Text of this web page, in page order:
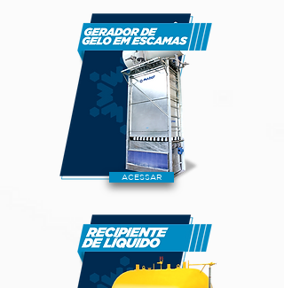
ACESSAR